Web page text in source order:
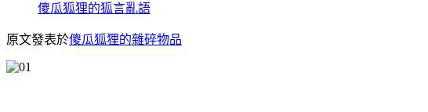
傻瓜狐狸的狐言亂語
原文發表於傻瓜狐狸的雜碎物品